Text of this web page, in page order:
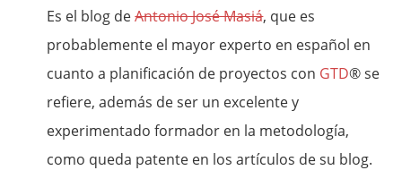
Es el blog deAntonio José Masiá, que es
probablemente el mayor experto en español en
cuanto a planificación de proyectos con GTD® se
refiere, además de ser un excelente y
experimentado formador en la metodología,
como queda patente en los artículos de su blog.